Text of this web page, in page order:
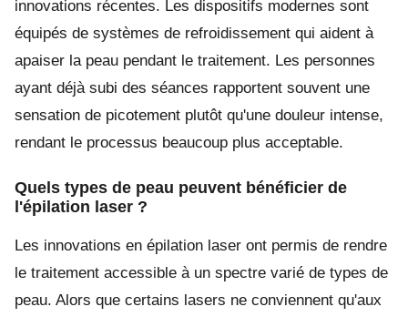
innovations récentes. Les dispositifs modernes sont
équipés de systèmes de refroidissement qui aident à
apaiser la peau pendant le traitement. Les personnes
ayant déjà subi des séances rapportent souvent une
sensation de picotement plutôt qu'une douleur intense,
rendant le processus beaucoup plus acceptable.
Quels types de peau peuvent bénéficier de
l'épilation laser ?
Les innovations en épilation laser ont permis de rendre
le traitement accessible à un spectre varié de types de
peau. Alors que certains lasers ne conviennent qu'aux